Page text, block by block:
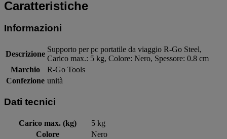
Caratteristiche
Informazioni
Descrizione
Supporto per pc portatile da viaggio R-Go Steel,
Carico max.: 5 kg, Colore: Nero, Spessore: 0.8 cm
Marchio
R-Go Tools
Confezione unità
Dati tecnici
Carico max. (kg)
5 kg
Colore
Nero